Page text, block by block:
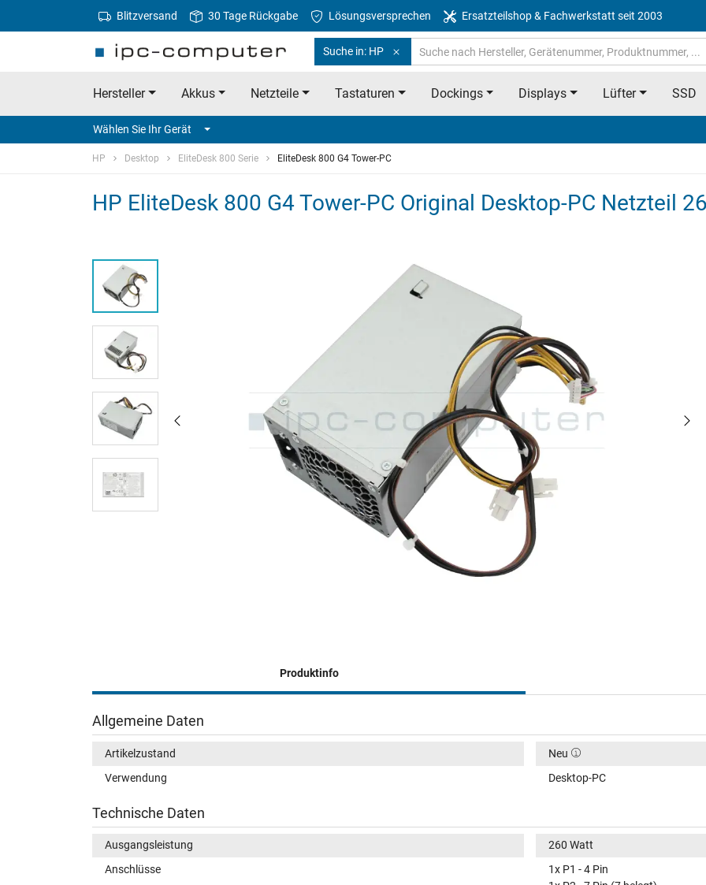
Blitzversand 30 Tage Rückgabe Lösungsversprechen Ersatzteilshop & Fachwerkstatt seit 2003
Suche in: HP
Hersteller Akkus Netzteile Tastaturen Dockings Displays Lüfter SSD
Wählen Sie Ihr Gerät
HP Desktop EliteDesk 800 Serie EliteDesk 800 G4 Tower-PC
HP EliteDesk 800 G4 Tower-PC Original Desktop-PC Netzteil
Produktinfo
Allgemeine Daten
Artikelzustand
Neu
Verwendung
Desktop-PC
Technische Daten
Ausgangsleistung
260 Watt
Anschlüsse
1x P1 - 4 Pin